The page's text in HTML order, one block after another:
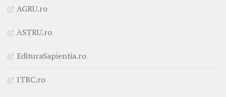
AGRU.ro
ASTRU.ro
EdituraSapientia.ro
ITRC.ro